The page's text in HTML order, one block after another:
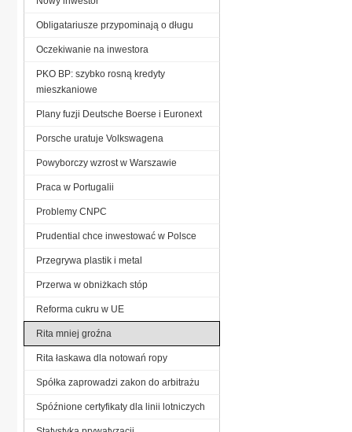
Obligatariusze przypominają o długu
Oczekiwanie na inwestora
PKO BP: szybko rosną kredyty
mieszkaniowe
Plany fuzji Deutsche Boerse i Euronext
Porsche uratuje Volkswagena
Powyborczy wzrost w Warszawie
Praca w Portugalii
Problemy CNPC
Prudential chce inwestować w Polsce
Przegrywa plastik i metal
Przerwa w obniżkach stóp
Reforma cukru w UE
Rita mniej groźna
Rita łaskawa dla notowań ropy
Spółka zaprowadzi zakon do arbitrażu
Spóźnione certyfikaty dla linii lotniczych